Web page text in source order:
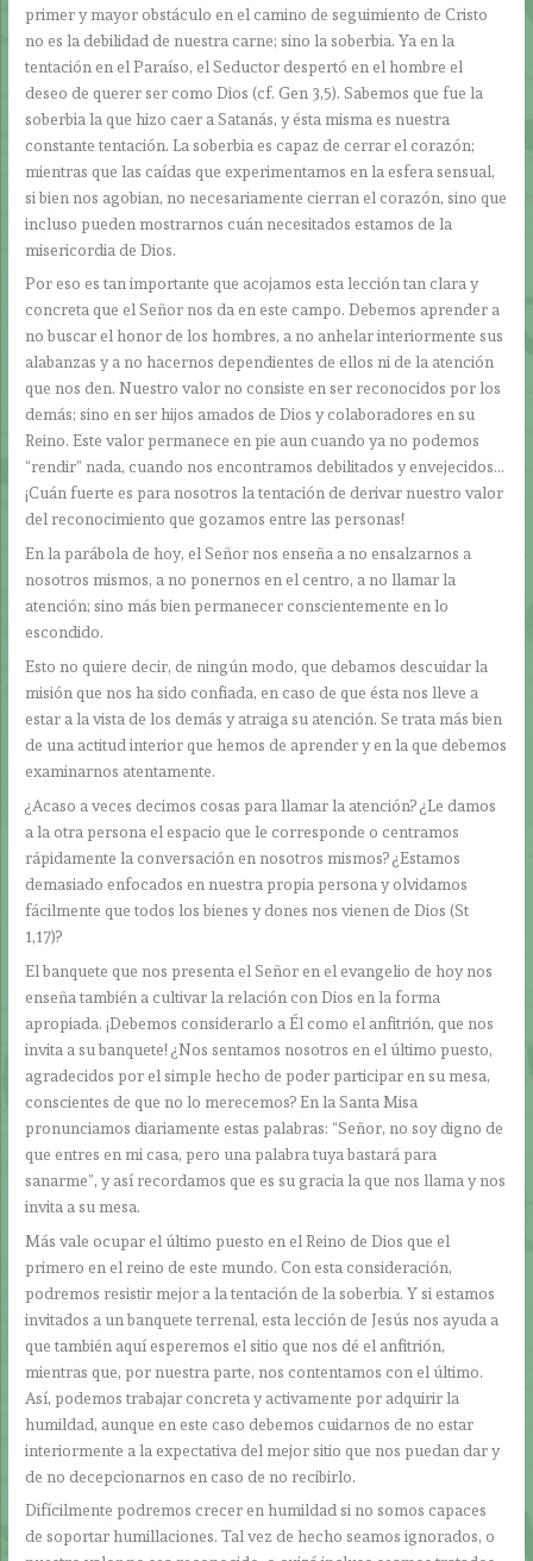
primer y mayor obstáculo en el camino de seguimiento de Cristo
no es la debilidad de nuestra carne; sino la soberbia. Ya en la
tentación en el Paraíso, el Seductor despertó en el hombre el
deseo de querer ser como Dios (cf. Gen 3,5). Sabemos que fue la
soberbia la que hizo caer a Satanás, y ésta misma es nuestra
constante tentación. La soberbia es capaz de cerrar el corazón;
mientras que las caídas que experimentamos en la esfera sensual,
si bien nos agobian, no necesariamente cierran el corazón, sino que
incluso pueden mostrarnos cuán necesitados estamos de la
misericordia de Dios.
Por eso es tan importante que acojamos esta lección tan clara y
concreta que el Señor nos da en este campo. Debemos aprender a
no buscar el honor de los hombres, a no anhelar interiormente sus
alabanzas y a no hacernos dependientes de ellos ni de la atención
que nos den. Nuestro valor no consiste en ser reconocidos por los
demás; sino en ser hijos amados de Dios y colaboradores en su
Reino. Este valor permanece en pie aun cuando ya no podemos
“rendir” nada, cuando nos encontramos debilitados y envejecidos…
¡Cuán fuerte es para nosotros la tentación de derivar nuestro valor
del reconocimiento que gozamos entre las personas!
En la parábola de hoy, el Señor nos enseña a no ensalzarnos a
nosotros mismos, a no ponernos en el centro, a no llamar la
atención; sino más bien permanecer conscientemente en lo
escondido.
Esto no quiere decir, de ningún modo, que debamos descuidar la
misión que nos ha sido confiada, en caso de que ésta nos lleve a
estar a la vista de los demás y atraiga su atención. Se trata más bien
de una actitud interior que hemos de aprender y en la que debemos
examinarnos atentamente.
¿Acaso a veces decimos cosas para llamar la atención? ¿Le damos
a la otra persona el espacio que le corresponde o centramos
rápidamente la conversación en nosotros mismos? ¿Estamos
demasiado enfocados en nuestra propia persona y olvidamos
fácilmente que todos los bienes y dones nos vienen de Dios (St
1,17)?
El banquete que nos presenta el Señor en el evangelio de hoy nos
enseña también a cultivar la relación con Dios en la forma
apropiada. ¡Debemos considerarlo a Él como el anfitrión, que nos
invita a su banquete! ¿Nos sentamos nosotros en el último puesto,
agradecidos por el simple hecho de poder participar en su mesa,
conscientes de que no lo merecemos? En la Santa Misa
pronunciamos diariamente estas palabras: “Señor, no soy digno de
que entres en mi casa, pero una palabra tuya bastará para
sanarme”, y así recordamos que es su gracia la que nos llama y nos
invita a su mesa.
Más vale ocupar el último puesto en el Reino de Dios que el
primero en el reino de este mundo. Con esta consideración,
podremos resistir mejor a la tentación de la soberbia. Y si estamos
invitados a un banquete terrenal, esta lección de Jesús nos ayuda a
que también aquí esperemos el sitio que nos dé el anfitrión,
mientras que, por nuestra parte, nos contentamos con el último.
Así, podemos trabajar concreta y activamente por adquirir la
humildad, aunque en este caso debemos cuidarnos de no estar
interiormente a la expectativa del mejor sitio que nos puedan dar y
de no decepcionarnos en caso de no recibirlo.
Difícilmente podremos crecer en humildad si no somos capaces
de soportar humillaciones. Tal vez de hecho seamos ignorados, o